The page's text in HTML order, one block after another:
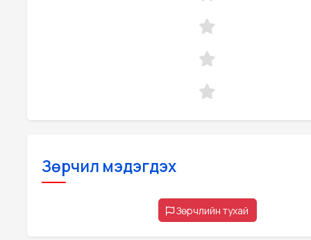
Зөрчил мэдэгдэх
Зөрчлийн тухай